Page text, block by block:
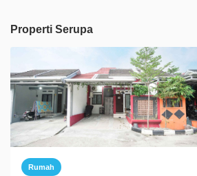
Properti Serupa
Rumah